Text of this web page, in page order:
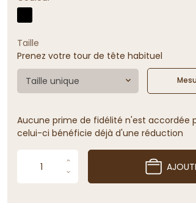
Taille
Prenez votre tour de tête habituel
Taille unique
Aucune prime de fidélité n'est accordée
celui-ci bénéficie déjà d'une réduction